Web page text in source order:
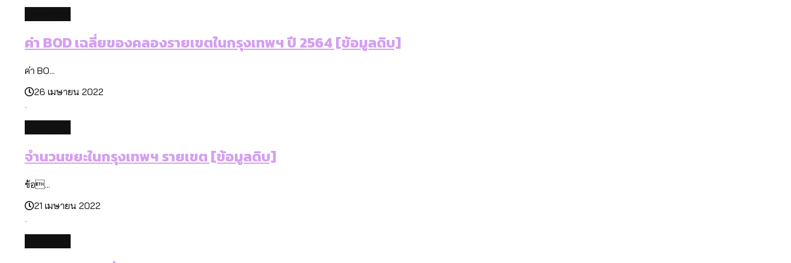
ค่า BOD เฉลี่ยของคลองรายเขตในกรุงเทพฯ ปี 2564 [ข้อมูลดิบ]
ค่า BO...
26 เมษายน 2022
จำนวนขยะในกรุงเทพฯ รายเขต [ข้อมูลดิบ]
ข้อ...
21 เมษายน 2022